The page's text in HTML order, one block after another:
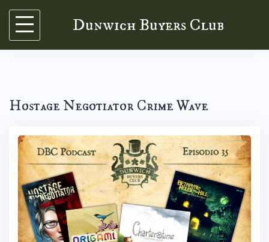
Skip
content
Dunwich Buyers Club
Hostage Negotiator Crime Wave